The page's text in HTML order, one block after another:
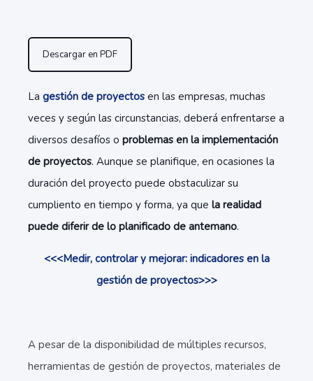
Descargar en PDF
La gestión de proyectos en las empresas, muchas
veces y según las circunstancias, deberá enfrentarse a
diversos desafíos o problemas en la implementación
de proyectos. Aunque se planifique, en ocasiones la
duración del proyecto puede obstaculizar su
cumpliento en tiempo y forma, ya que la realidad
puede diferir de lo planificado de antemano.
<<<Medir, controlar y mejorar: indicadores en la
gestión de proyectos>>>
A pesar de la disponibilidad de múltiples recursos,
herramientas de gestión de proyectos, materiales de